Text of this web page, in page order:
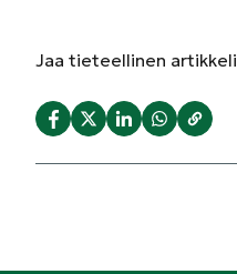
Jaa tieteellinen artikkeli